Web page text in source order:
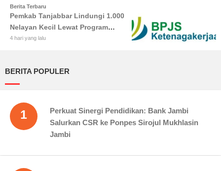
Berita Terbaru
Pemkab Tanjabbar Lindungi 1.000
Nelayan Kecil Lewat Program
BPJS Ketenagakerjaan
4 hari yang lalu
BERITA POPULER
1
Perkuat Sinergi Pendidikan: Bank Jambi
Salurkan CSR ke Ponpes Sirojul Mukhlasin
Jambi